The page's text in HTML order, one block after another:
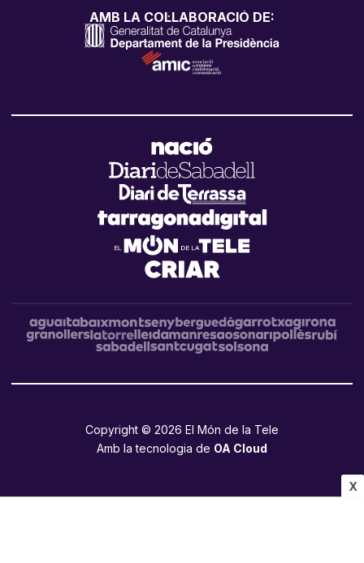
X
AMB LA COL·LABORACIÓ DE:
Copyright © 2026 El Món de la Tele
Amb la tecnologia de OA Cloud